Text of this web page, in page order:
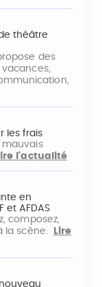
théâtre
des
les frais
mauvais
l'actualité
en
et AFDAS
composez,
la scène.
Lire